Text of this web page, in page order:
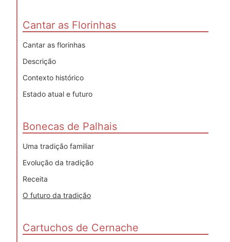
Cantar as Florinhas
Cantar as florinhas
Descrição
Contexto histórico
Estado atual e futuro
Bonecas de Palhais
Uma tradição familiar
Evolução da tradição
Receita
O futuro da tradição
Cartuchos de Cernache